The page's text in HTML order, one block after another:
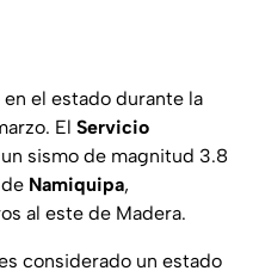
el estado durante la
El Servicio
sismo de magnitud 3.8
Namiquipa,
al este de Madera.
considerado un estado